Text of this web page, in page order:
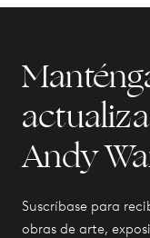
Andy
Suscríbase para
obras de arte,